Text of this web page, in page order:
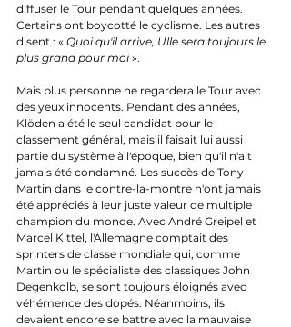
diffuser le Tour pendant quelques années.
Certains ont boycotté le cyclisme. Les autres
disent : « Quoi qu'il arrive, Ulle sera toujours le
plus grand pour moi ».
Mais plus personne ne regardera le Tour avec
des yeux innocents. Pendant des années,
Klöden a été le seul candidat pour le
classement général, mais il faisait lui aussi
partie du système à l'époque, bien qu'il n'ait
jamais été condamné. Les succès de Tony
Martin dans le contre-la-montre n'ont jamais
été appréciés à leur juste valeur de multiple
champion du monde. Avec André Greipel et
Marcel Kittel, l'Allemagne comptait des
sprinters de classe mondiale qui, comme
Martin ou le spécialiste des classiques John
Degenkolb, se sont toujours éloignés avec
véhémence des dopés. Néanmoins, ils
devaient encore se battre avec la mauvaise